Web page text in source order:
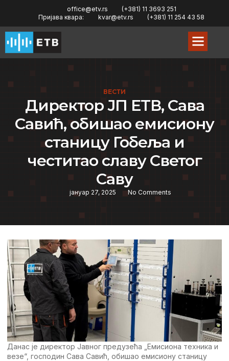
office@etv.rs
(+381) 11 3693 251
Пријава квара:
kvar@etv.rs (+381) 11 254 43 58
ВЕСТИ
Директор ЈП ЕТВ, Сава
Савић, обишао емисиону
станицу Гобеља и
честитао славу Светог
Саву
јануар 27, 2025 No Comments
Данас је директор Јавног предузећа „Емисиона техника и
везе“, господин Сава Савић, обишао емисиону станицу